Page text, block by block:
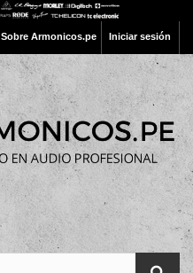
Iniciar sesión
Sobre Armonicos.pe